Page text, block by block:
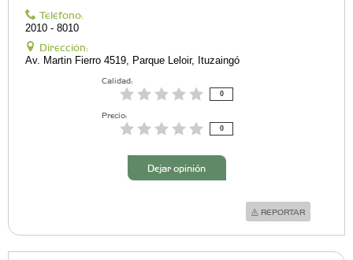
Teléfono:
2010 - 8010
Dirección:
Av. Martin Fierro 4519, Parque Leloir, Ituzaingó
Calidad:
0
Precio:
0
Dejar opinión
REPORTAR